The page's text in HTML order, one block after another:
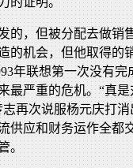
的，但被分配去做销
的机会，但他取得的
年联想第一次没有
最严重的危机。“真
再次说服杨元庆打
供应和财务运作全都
。